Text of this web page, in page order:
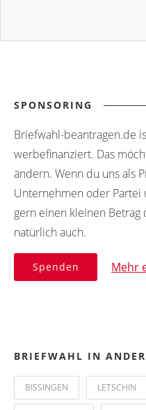
SPONSORING
Briefwahl-beantragen.de
werbefinanziert. Das
ändern. Wenn du uns als
Unternehmen oder Partei
gern einen kleinen
natürlich auch.
Spenden Mehr
BRIEFWAHL IN
BISSINGEN LETSCHIN